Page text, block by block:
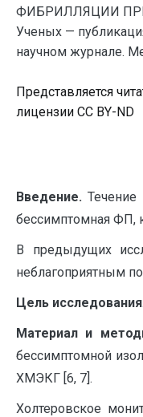
ФИБРИЛЛЯЦИИ
Ученых —
научном журнале.
Представляется
лицензии CC BY-ND
Введение.
бессимптомная ФП,
В предыдущих
неблагоприятным
Цель исследования
Материал и
бессимптомной
ХМЭКГ [6, 7].
Холтеровское